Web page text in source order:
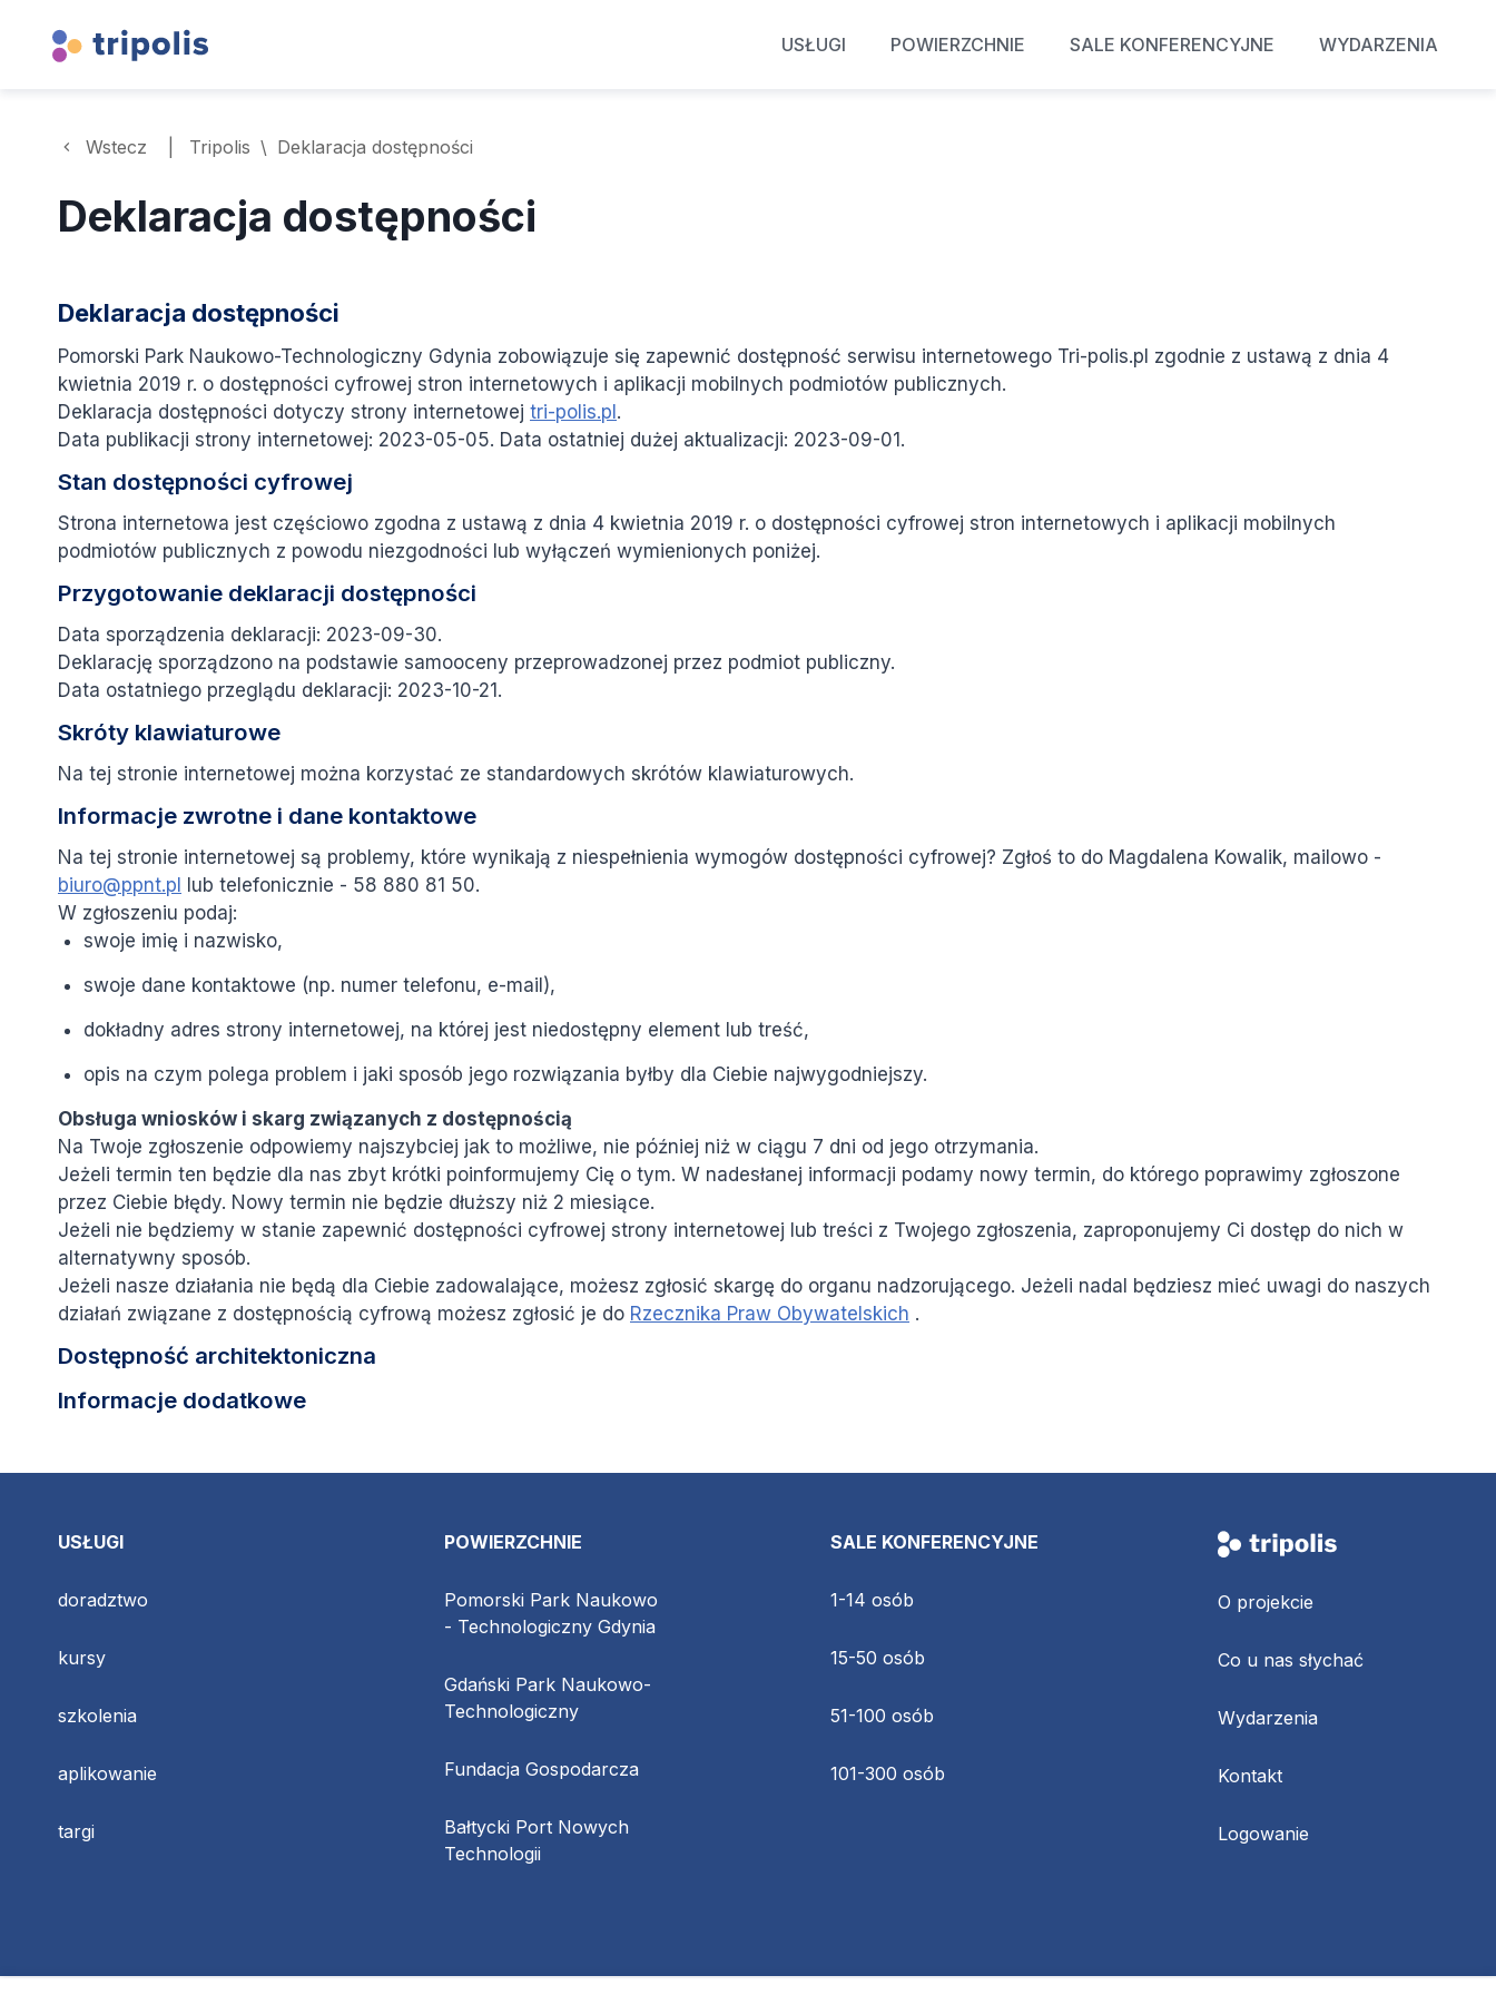
USŁUGI POWIERZCHNIE SALE KONFERENCYJNE WYDARZENIA
Wstecz Tripolis \ Deklaracja dostępności
Deklaracja dostępności
Deklaracja dostępności
Pomorski Park Naukowo-Technologiczny Gdynia zobowiązuje się zapewnić dostępność serwisu internetowego Tri-polis.pl zgodnie z ustawą z dnia 4
kwietnia 2019 r. o dostępności cyfrowej stron internetowych i aplikacji mobilnych podmiotów publicznych.
Deklaracja dostępności dotyczy strony internetowej tri-polis.pl .
Data publikacji strony internetowej: 2023-05-05. Data ostatniej dużej aktualizacji: 2023-09-01 .
Stan dostępności cyfrowej
Strona internetowa jest częściowo zgodna z ustawą z dnia 4 kwietnia 2019 r. o dostępności cyfrowej stron internetowych i aplikacji mobilnych
podmiotów publicznych z powodu niezgodności lub wyłączeń wymienionych poniżej.
Przygotowanie deklaracji dostępności
Data sporządzenia deklaracji: 2023-09-30.
Deklarację sporządzono na podstawie samooceny przeprowadzonej przez podmiot publiczny.
Data ostatniego przeglądu deklaracji: 2023-10-21 .
Skróty klawiaturowe
Na tej stronie internetowej można korzystać ze standardowych skrótów klawiaturowych.
Informacje zwrotne i dane kontaktowe
Na tej stronie internetowej są problemy, które wynikają z niespełnienia wymogów dostępności cyfrowej? Zgłoś to do Magdalena Kowalik, mailowo -
biuro@ppnt.pl
lub telefonicznie - 58 880 81 50.
W zgłoszeniu podaj:
swoje imię i nazwisko,
swoje dane kontaktowe (np. numer telefonu, e-mail),
dokładny adres strony internetowej, na której jest niedostępny element lub treść,
opis na czym polega problem i jaki sposób jego rozwiązania byłby dla Ciebie najwygodniejszy.
Obsługa wniosków i skarg związanych z dostępnością
Na Twoje zgłoszenie odpowiemy najszybciej jak to możliwe, nie później niż w ciągu 7 dni od jego otrzymania.
Jeżeli termin ten będzie dla nas zbyt krótki poinformujemy Cię o tym. W nadesłanej informacji podamy nowy termin, do którego poprawimy zgłoszone
przez Ciebie błędy. Nowy termin nie będzie dłuższy niż 2 miesiące.
Jeżeli nie będziemy w stanie zapewnić dostępności cyfrowej strony internetowej lub treści z Twojego zgłoszenia, zaproponujemy Ci dostęp do nich w
alternatywny sposób.
Jeżeli nasze działania nie będą dla Ciebie zadowalające, możesz zgłosić skargę do organu nadzorującego. Jeżeli nadal będziesz mieć uwagi do naszych
działań związane z dostępnością cyfrową możesz zgłosić je do Rzecznika Praw Obywatelskich .
Dostępność architektoniczna
Informacje dodatkowe
USŁUGI
doradztwo
kursy
szkolenia
aplikowanie
targi
POWIERZCHNIE
Pomorski Park Naukowo
- Technologiczny Gdynia
Gdański Park Naukowo-
Technologiczny
Fundacja Gospodarcza
Bałtycki Port Nowych
Technologii
SALE KONFERENCYJNE
1-14 osób
15-50 osób
51-100 osób
101-300 osób
O projekcie
Co u nas słychać
Wydarzenia
Kontakt
Logowanie